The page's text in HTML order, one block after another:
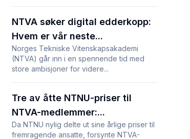
NTVA søker digital edderkopp:
Hvem er vår neste...
Norges Tekniske Vitenskapsakademi
(NTVA) går inn i en spennende tid med
store ambisjoner for videre...
Tre av åtte NTNU-priser til
NTVA-medlemmer:...
Da NTNU nylig delte ut sine årlige priser til
fremragende ansatte, forsynte NTVA-